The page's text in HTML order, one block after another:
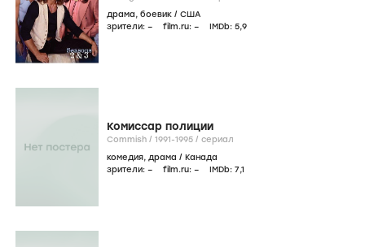
драма, боевик / США
зрители: – film.ru: – IMDb: 5,9
Комиссар полиции
Commish / 1991-1995 / сериал
комедия, драма / Канада
зрители: – film.ru: – IMDb: 7,1